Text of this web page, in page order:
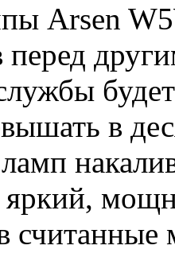
Arsen
в
яркий,
считанные